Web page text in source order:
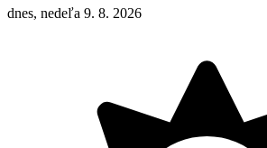
dnes, nedeľa 9. 8. 2026